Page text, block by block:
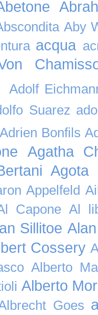
Aby
acqua
Adolf
Suarez
Adrien Bonfils
Agatha
Agota
Appelfeld
Capone Al
Sillitoe
Cossery
Alberto
Alberto
Goes